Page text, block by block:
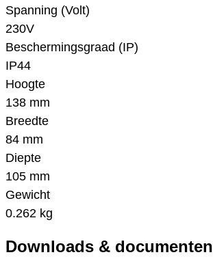
Spanning (Volt)
230V
Beschermingsgraad (IP)
IP44
Hoogte
138 mm
Breedte
84 mm
Diepte
105 mm
Gewicht
0.262 kg
Downloads & documenten